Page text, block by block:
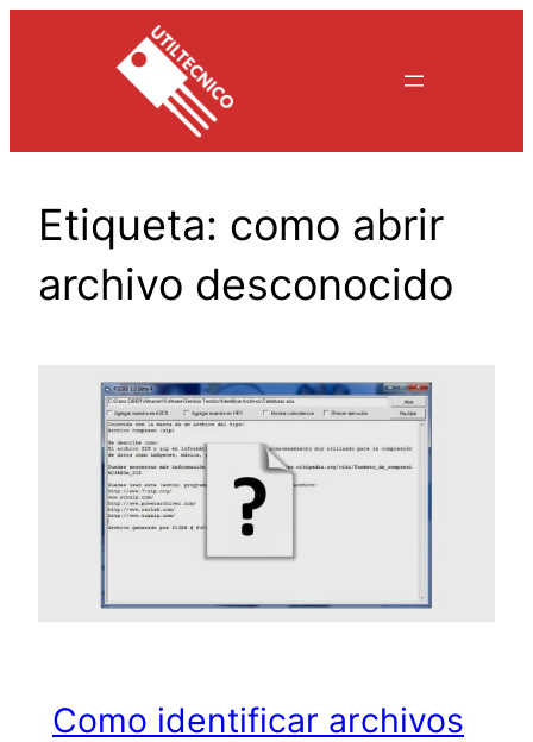
Etiqueta: como abrir
archivo desconocido
Como identificar archivos